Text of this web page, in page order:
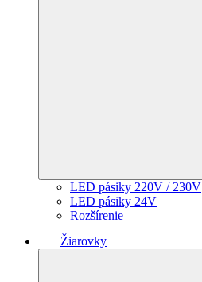
LED pásiky 220V / 230V
LED pásiky 24V
Rozšírenie
Žiarovky